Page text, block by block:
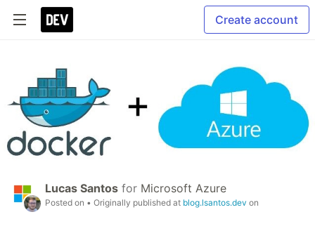
Create account
Lucas Santos for Microsoft Azure
Posted on • Originally published at blog.lsantos.dev on